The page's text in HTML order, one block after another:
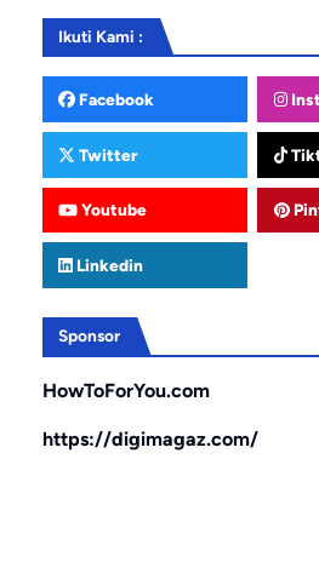
Ikuti Kami :
Facebook
Twitter
Youtube
Linkedin
Sponsor
HowToForYou.com
https://digimagaz.com/